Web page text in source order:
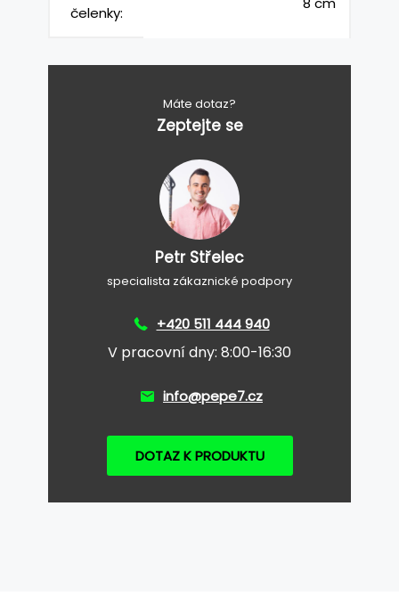
čelenky:
Máte dotaz?
Zeptejte se
Petr Střelec
specialista zákaznické podpory
+420 511 444 940
V pracovní dny: 8:00-16:30
info@pepe7.cz
DOTAZ K PRODUKTU